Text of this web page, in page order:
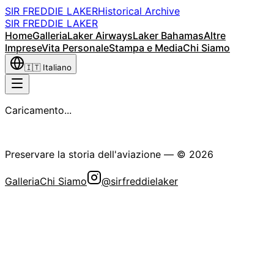
SIR FREDDIE LAKERHistorical Archive
SIR FREDDIE LAKER
HomeGalleriaLaker AirwaysLaker BahamasAltre
ImpreseVita PersonaleStampa e MediaChi Siamo
🇮🇹 Italiano
Caricamento...
Preservare la storia dell'aviazione — © 2026
GalleriaChi Siamo @sirfreddielaker